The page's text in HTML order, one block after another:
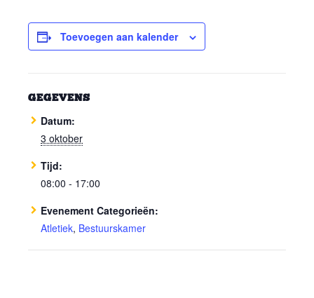
Toevoegen aan kalender
GEGEVENS
Datum:
3 oktober
Tijd:
08:00 - 17:00
Evenement Categorieën:
Atletiek, Bestuurskamer